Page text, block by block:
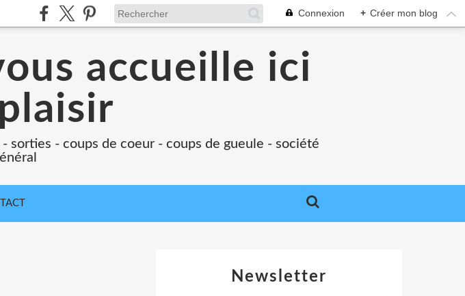
Connexion + Créer mon blog
accueille ici
sorties - coups de coeur - coups de gueule - société
Newsletter